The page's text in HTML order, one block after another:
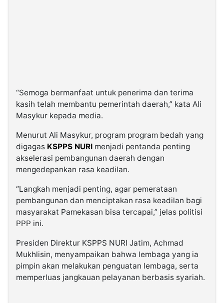
“Semoga bermanfaat untuk penerima dan terima
kasih telah membantu pemerintah daerah,” kata Ali
Masykur kepada media.
Menurut Ali Masykur, program program bedah yang
digagas KSPPS NURI menjadi pentanda penting
akselerasi pembangunan daerah dengan
mengedepankan rasa keadilan.
“Langkah menjadi penting, agar pemerataan
pembangunan dan menciptakan rasa keadilan bagi
masyarakat Pamekasan bisa tercapai,” jelas politisi
PPP ini.
Presiden Direktur KSPPS NURI Jatim, Achmad
Mukhlisin, menyampaikan bahwa lembaga yang ia
pimpin akan melakukan penguatan lembaga, serta
memperluas jangkauan pelayanan berbasis syariah.